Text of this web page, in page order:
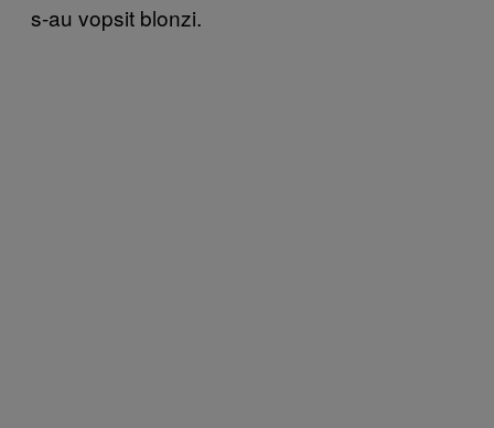
s-au vopsit blonzi.